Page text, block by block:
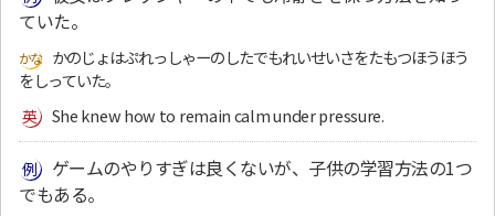
ていた。
かのじょはぷれっしゃーのしたでもれいせいさをたもつほうほう
をしっていた。
She knew how to remain calm under pressure.
ゲームのやりすぎは良くないが、子供の学習方法の1つ
でもある。